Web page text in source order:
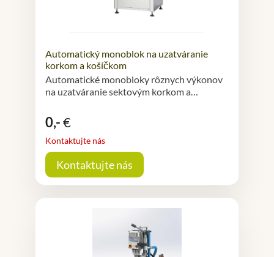
Automatický monoblok na uzatváranie
korkom a košíčkom
Automatické monobloky rôznych výkonov
na uzatváranie sektovým korkom a…
0,-€
Kontaktujte nás
Kontaktujte nás